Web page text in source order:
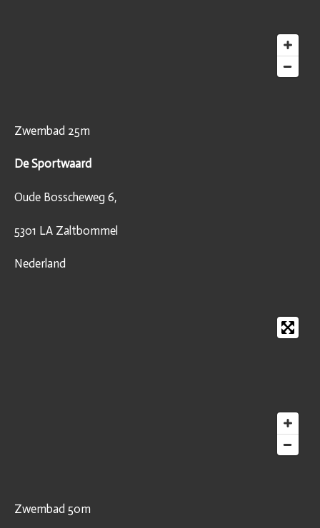
Zwembad 25m
De Sportwaard
Oude Bosscheweg 6,
5301 LA Zaltbommel
Nederland
Zwembad 50m